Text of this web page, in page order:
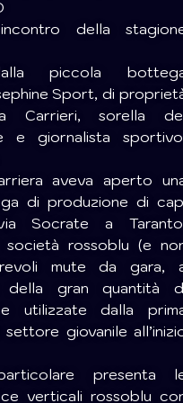
della
piccola
Sport, di
Carrieri, sorella
e giornalista
aveva aperto
di produzione di
Socrate a
società rossoblu (e
mute da gara,
della gran quantità
utilizzate dalla
giovanile
presenta
verticali rossoblu